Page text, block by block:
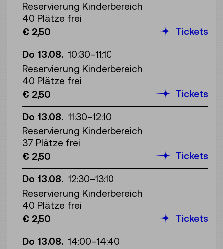
Reservierung Kinderbereich
40 Plätze frei
€ 2,50
Tickets
Do 13.08. 10:30–11:10
Reservierung Kinderbereich
40 Plätze frei
€ 2,50
Tickets
Do 13.08. 11:30–12:10
Reservierung Kinderbereich
37 Plätze frei
€ 2,50
Tickets
Do 13.08. 12:30–13:10
Reservierung Kinderbereich
40 Plätze frei
€ 2,50
Tickets
Do 13.08. 14:00–14:40